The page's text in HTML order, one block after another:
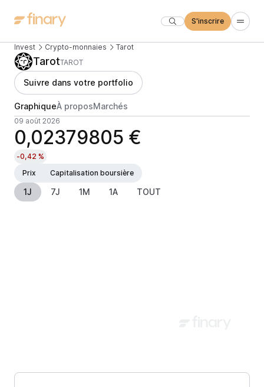
S'inscrire
Invest Crypto-monnaies Tarot
TarotTAROT
Suivre dans votre portfolio
GraphiqueÀ proposMarchés
09 août 2026
0,02379805 €
-0,42 %
Prix
Capitalisation boursière
1J 7J 1M 1A TOUT